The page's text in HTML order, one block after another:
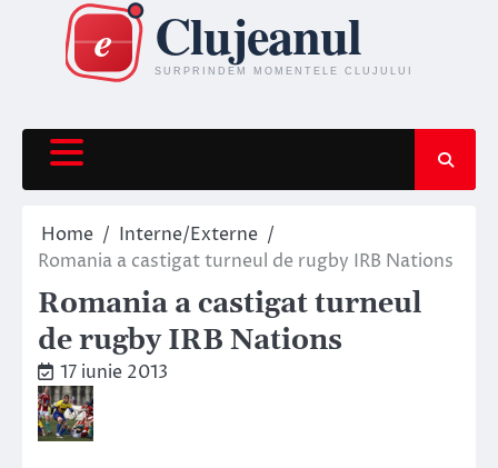
content
Home
Interne/Externe
Romania a castigat turneul de rugby IRB Nations
Romania a castigat turneul
de rugby IRB Nations
17 iunie 2013